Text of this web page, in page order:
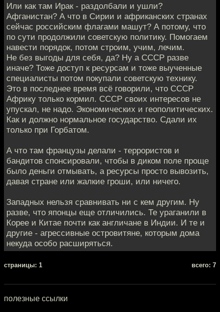
Или как там Ирак - раздолбали и ушли?
Афганистан? А что в Сирии и африканских странах
сейчас российским флагами машут? А потому, что
по сути продолжили советскую политику. Помогаем
навести порядок, потом строим, учим, лечим.
Не без выгоды для себя, да? Ну а СССР разве
иначе? Тоже доступ к ресурсам и тоже выученные
специалисты потом покупали советскую технику.
Это в последнее время всё говорили, что СССР
Африку только кормил. СССР своих интересов не
упускал, не надо. Экономических и геополитических.
Как и должно нормальное государство. Сдали их
только при Горбатом.
А что там французы делали - террористов и
бандитов спонсировали, чтобы в диком поле проще
было деньги отмывать, а ресурсы просто вывозить,
давая стране или жалкие гроши, или ничего.
Западных нельзя сравнивать ни с кем другим. Ну
разве, что японцы еще отличились. Те ураганили в
Корее и Китае почти как англичане в Индии. И те и
другие - агрессивные островитяне, которым дома
некуда особо расширяться.
cтраницы: 1 всего: 7
полезные ссылки